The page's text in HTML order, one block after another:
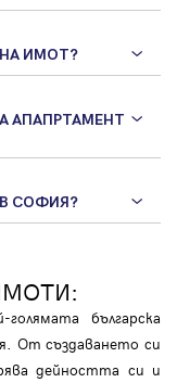
ИМОТ?
АПАПРТАМЕНТ
СОФИЯ?
българска
От създаването си
дейността си и